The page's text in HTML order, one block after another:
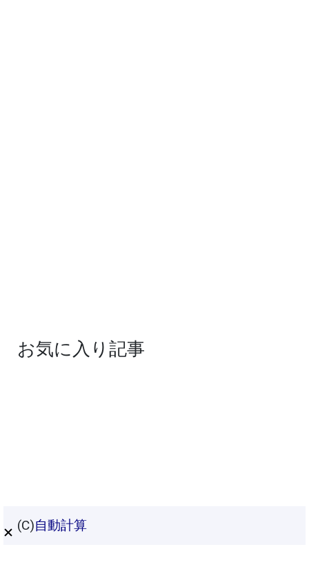
お気に入り記事
(C)自動計算